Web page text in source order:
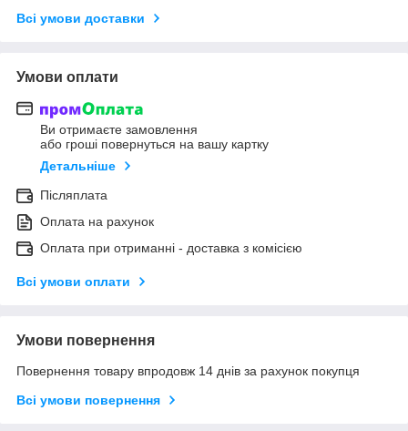
Всі умови доставки
Умови оплати
Ви отримаєте замовлення
або гроші повернуться на вашу картку
Детальніше
Післяплата
Оплата на рахунок
Оплата при отриманні - доставка з комісією
Всі умови оплати
Умови повернення
Повернення товару впродовж 14 днів за рахунок покупця
Всі умови повернення